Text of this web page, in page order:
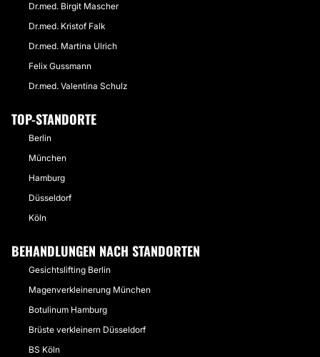
Dr.med. Birgit Mascher
Dr.med. Kristof Falk
Dr.med. Martina Ulrich
Felix Gussmann
Dr.med. Valentina Schulz
TOP-STANDORTE
Berlin
München
Hamburg
Düsseldorf
Köln
BEHANDLUNGEN NACH STANDORTEN
Gesichtslifting Berlin
Magenverkleinerung München
Botulinum Hamburg
Brüste verkleinern Düsseldorf
BS Köln